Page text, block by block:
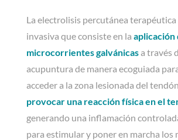
La electrolisis percutánea terapéutica
invasiva que consiste en la aplicación
microcorrientes galvánicasa través
acupuntura de manera ecoguiada
acceder a la zona lesionada del
provocar una reacción física en el
generando una inflamación
para estimular y poner en marcha los